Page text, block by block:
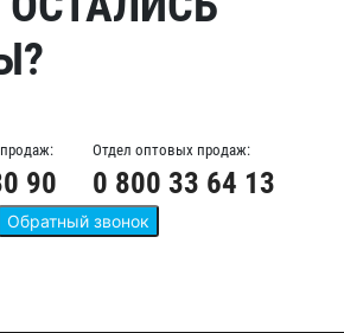
90
Отдел оптовых продаж:
0 800 33 64 13